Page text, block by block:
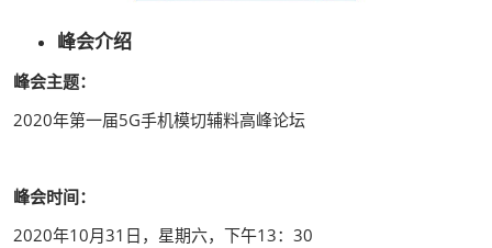
峰会介绍
峰会主题：
2020年第一届5G手机模切辅料高峰论坛
峰会时间：
2020年10月31日，星期六，下午13：30